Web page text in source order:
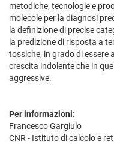
metodiche, tecnologie e
molecole per la diagnosi
la definizione di precise
la predizione di risposta a
tossiche, in grado di essere
crescita indolente che in
aggressive.
Per informazioni:
Francesco Gargiulo
CNR - Istituto di calcolo e